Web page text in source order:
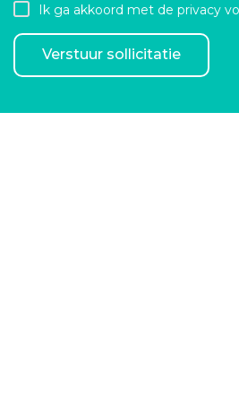
Ik ga akkoord met de privacy
Verstuur sollicitatie